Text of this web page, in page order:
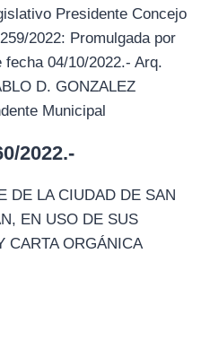
Presidente Concejo
2022: Promulgada por
fecha 04/10/2022.- Arq.
D. GONZALEZ
Municipal
2022.-
DE LA CIUDAD DE SAN
EN USO DE SUS
CARTA ORGÁNICA